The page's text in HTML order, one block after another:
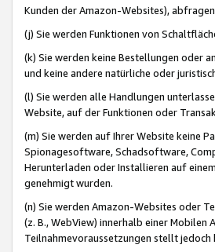
Kunden der Amazon-Websites),
(j) Sie werden Funktionen von
(k) Sie werden keine Bestellungen oder
und keine andere natürliche oder
(l) Sie werden alle Handlungen
Website, auf der Funktionen oder
(m) Sie werden auf Ihrer Website keine
Spionagesoftware, Schadsoftware,
Herunterladen oder Installieren auf
genehmigt wurden.
(n) Sie werden Amazon-Websites oder
(z. B., WebView) innerhalb einer
Teilnahmevoraussetzungen stellt